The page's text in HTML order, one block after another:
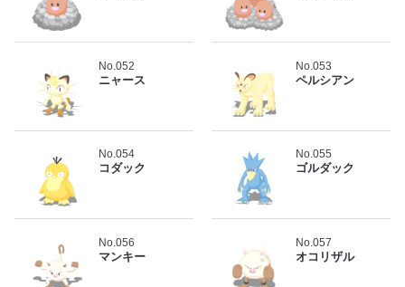
No.052
ニャース
No.053
ペルシアン
No.054
コダック
No.055
ゴルダック
No.056
マンキー
No.057
オコリザル